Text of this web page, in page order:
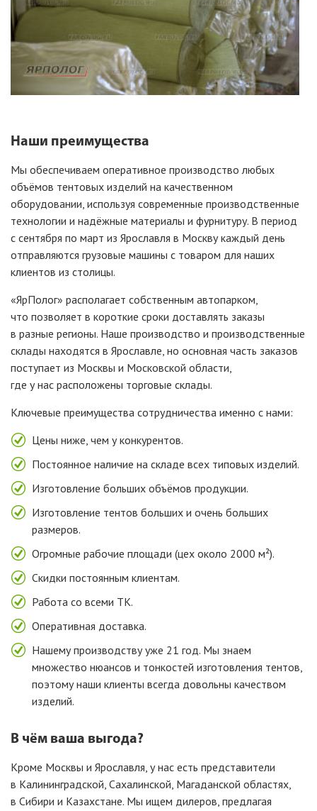
Наши преимущества
Мы обеспечиваем оперативное производство любых
объёмов тентовых изделий на качественном
оборудовании, используя современные производственные
технологии и надёжные материалы и фурнитуру. В период
с сентября по март из Ярославля в Москву каждый день
отправляются грузовые машины с товаром для наших
клиентов из столицы.
«ЯрПолог» располагает собственным автопарком,
что позволяет в короткие сроки доставлять заказы
в разные регионы. Наше производство и производственные
склады находятся в Ярославле, но основная часть заказов
поступает из Москвы и Московской области,
где у нас расположены торговые склады.
Ключевые преимущества сотрудничества именно с нами:
Цены ниже, чем у конкурентов.
Постоянное наличие на складе всех типовых изделий.
Изготовление больших объёмов продукции.
Изготовление тентов больших и очень больших
размеров.
Огромные рабочие площади (цех около 2000 м²).
Скидки постоянным клиентам.
Работа со всеми ТК.
Оперативная доставка.
Нашему производству уже 21 год. Мы знаем
множество нюансов и тонкостей изготовления тентов,
поэтому наши клиенты всегда довольны качеством
изделий.
В чём ваша выгода?
Кроме Москвы и Ярославля, у нас есть представители
в Калининградской, Сахалинской, Магаданской областях,
в Сибири и Казахстане. Мы ищем дилеров, предлагая